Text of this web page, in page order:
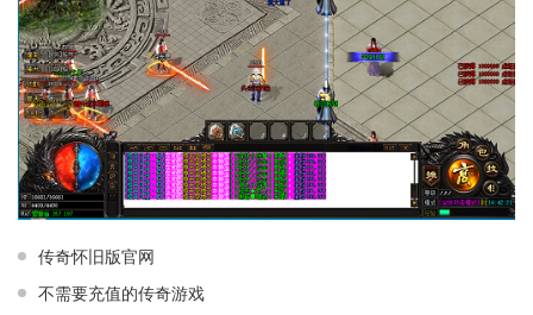
传奇怀旧版官网
不需要充值的传奇游戏